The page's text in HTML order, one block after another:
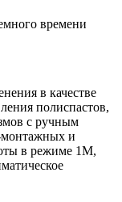
времени
в качестве
полиспастов,
с ручным
монтажных и
в режиме 1М,